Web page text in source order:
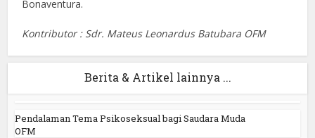
Bonaventura.
Kontributor : Sdr. Mateus Leonardus Batubara OFM
Berita & Artikel lainnya ...
Pendalaman Tema Psikoseksual bagi Saudara Muda
OFM